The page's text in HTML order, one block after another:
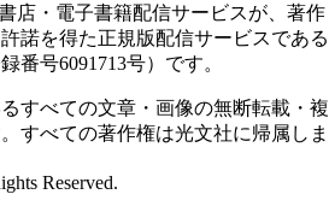
店・電子書籍配信サービスが、著作
諾を得た正規版配信サービスである
番号6091713号）です。
すべての文章・画像の無断転載・複
すべての著作権は光文社に帰属しま
Reserved.